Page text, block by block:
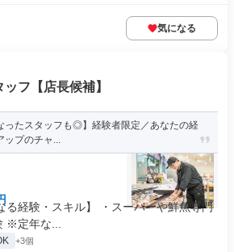
気になる
フ【店長候補】
ったスタッフも◎】経験者限定／あなたの経
ップのチャ...
る経験・スキル】 ・スーパーや鮮魚専門
※定年な...
+3個